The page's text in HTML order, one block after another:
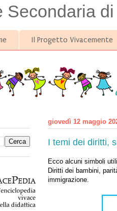
Secondaria
Il Progetto Vivacemente
giovedì 12 maggio
I temi dei diritti,
Ecco alcuni simboli
Diritti dei bambini,
immigrazione.